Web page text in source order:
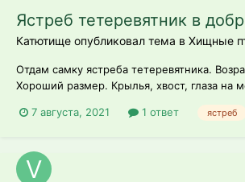
Ястреб тетеревятник в
Катютище опубликовал тема в Хищные
Отдам самку ястреба тетеревятника.
Хороший размер. Крылья, хвост, глаза на
находится во Владивостоке. Пишите
7 августа, 2021 1 ответ ястреб